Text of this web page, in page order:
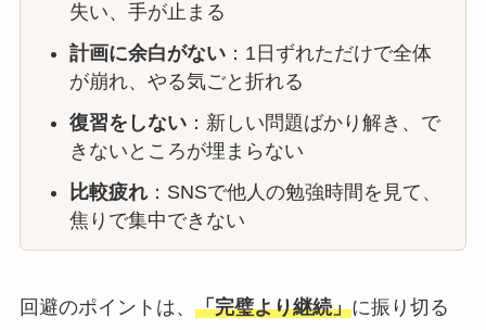
失い、手が止まる
計画に余白がない：1日ずれただけで全体
が崩れ、やる気ごと折れる
復習をしない：新しい問題ばかり解き、で
きないところが埋まらない
比較疲れ：SNSで他人の勉強時間を見て、
焦りで集中できない
回避のポイントは、 「完璧より継続」に振り切る